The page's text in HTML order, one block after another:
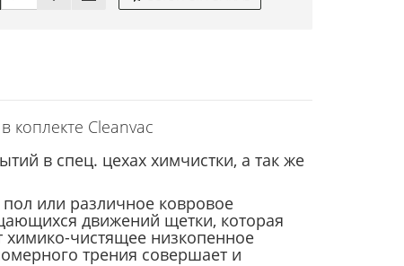
Cleanvac
в спец. цехах химчистки, а так же
или различное ковровое
движений щетки, которая
химико-чистящее низкопенное
трения совершает и